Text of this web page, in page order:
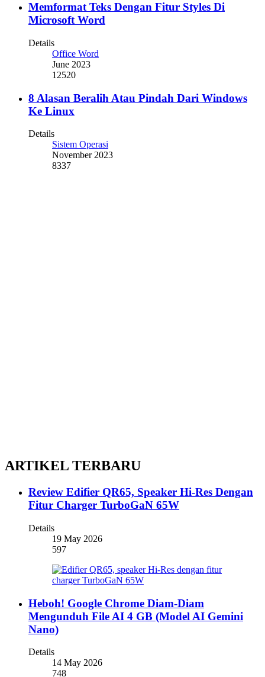
Memformat Teks Dengan Fitur Styles Di
Microsoft Word
Details
Office Word
June 2023
12520
8 Alasan Beralih Atau Pindah Dari Windows
Ke Linux
Details
Sistem Operasi
November 2023
8337
ARTIKEL TERBARU
Review Edifier QR65, Speaker Hi-Res Dengan
Fitur Charger TurboGaN 65W
Details
19 May 2026
597
Heboh! Google Chrome Diam-Diam
Mengunduh File AI 4 GB (Model AI Gemini
Nano)
Details
14 May 2026
748